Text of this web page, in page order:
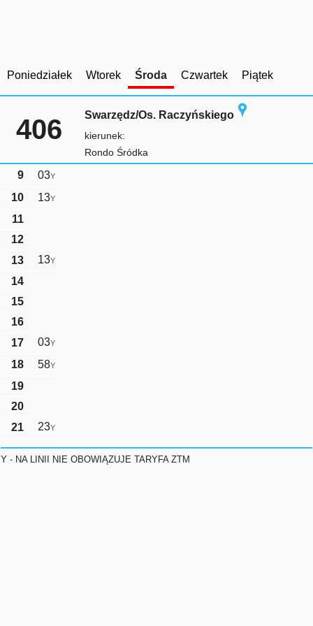
Poniedziałek Wtorek Środa Czwartek Piątek
406 Swarzędz/Os. Raczyńskiego
kierunek:
Rondo Śródka
9 03Y
10 13Y
11
12
13
13Y
14
15
16
17
03Y
18 58Y
19
20
21
23Y
Y - NA LINII NIE OBOWIĄZUJE TARYFA ZTM